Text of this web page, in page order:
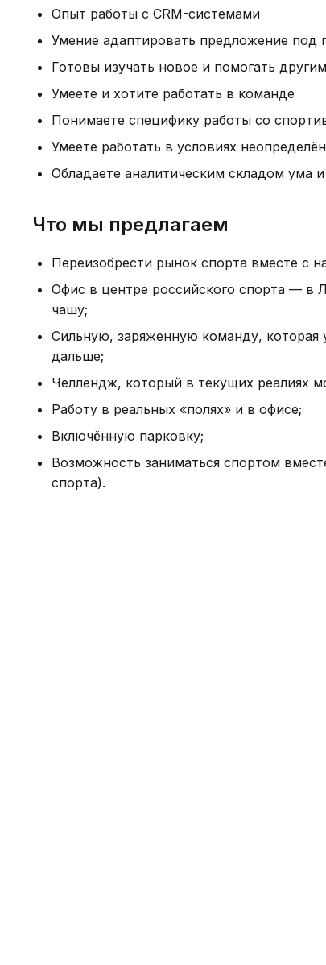
Опыт работы с CRM-системами
Умение адаптировать предложение под
Готовы изучать новое и помогать другим
Умеете и хотите работать в команде
Понимаете специфику работы со
Умеете работать в условиях
Обладаете аналитическим складом ума
Что мы предлагаем
Переизобрести рынок спорта вместе с
Офис в центре российского спорта — в
чашу;
Сильную, заряженную команду, которая
дальше;
Челлендж, который в текущих реалиях
Работу в реальных «полях» и в офисе;
Включённую парковку;
Возможность заниматься спортом
спорта).